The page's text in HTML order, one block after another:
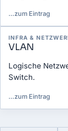
…zum Eintrag
INFRA &
VLAN
Logische
Switch.
…zum Eintrag